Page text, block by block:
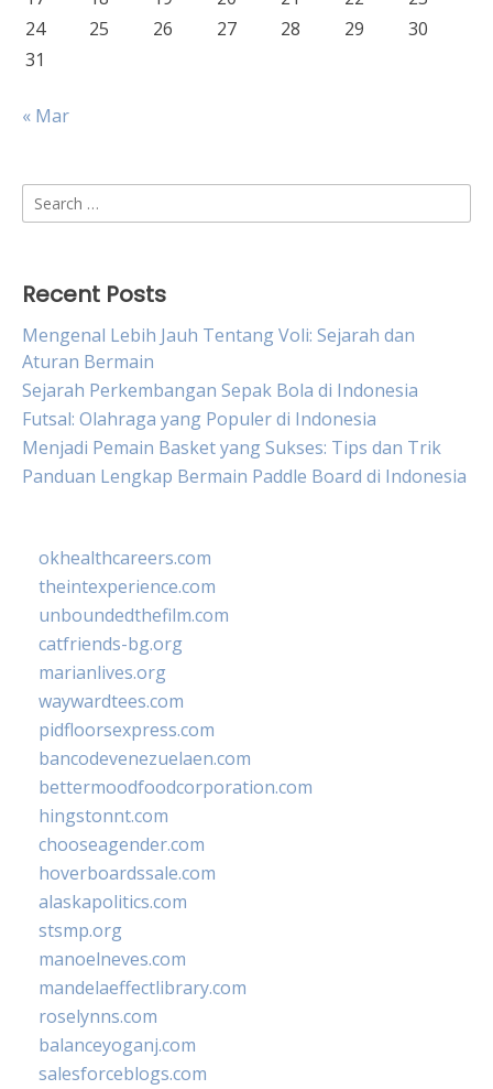
24
25 26 27 28 29
30
31
« Mar
Search
for:
Recent Posts
Mengenal Lebih Jauh Tentang Voli: Sejarah dan
Aturan Bermain
Sejarah Perkembangan Sepak Bola di Indonesia
Futsal: Olahraga yang Populer di Indonesia
Menjadi Pemain Basket yang Sukses: Tips dan Trik
Panduan Lengkap Bermain Paddle Board di Indonesia
okhealthcareers.com
theintexperience.com
unboundedthefilm.com
catfriends-bg.org
marianlives.org
waywardtees.com
pidfloorsexpress.com
bancodevenezuelaen.com
bettermoodfoodcorporation.com
hingstonnt.com
chooseagender.com
hoverboardssale.com
alaskapolitics.com
stsmp.org
manoelneves.com
mandelaeffectlibrary.com
roselynns.com
balanceyoganj.com
salesforceblogs.com